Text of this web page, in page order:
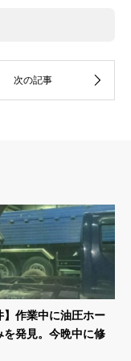
】作業中に油圧ホー
を発見。今晩中に修